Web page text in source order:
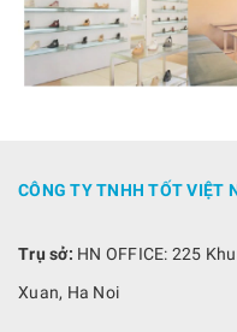
CÔNG TY TNHH TỐT VIỆT
Trụ sở: HN OFFICE: 225
Xuan, Ha Noi